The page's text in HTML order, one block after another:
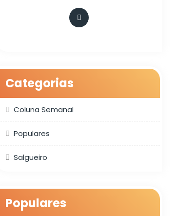
Categorias
Coluna Semanal
Populares
Salgueiro
Populares